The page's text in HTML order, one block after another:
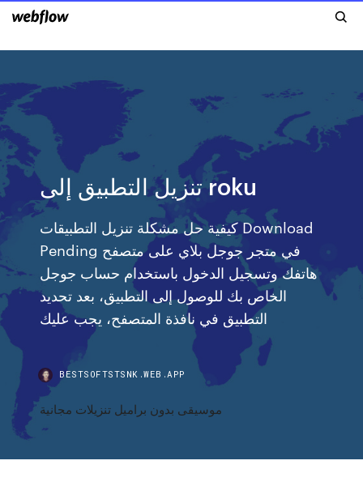
تنزيل التطبيق إلى roku
كيفية حل مشكلة تنزيل التطبيقات Download
Pending في متجر جوجل بلاي على متصفح
هاتفك وتسجيل الدخول باستخدام حساب جوجل
الخاص بك للوصول إلى التطبيق، بعد تحديد
التطبيق في نافذة المتصفح، يجب عليك
BESTSOFTSTSNK.WEB.APP
موسيقى بدون براميل تنزيلات مجانية